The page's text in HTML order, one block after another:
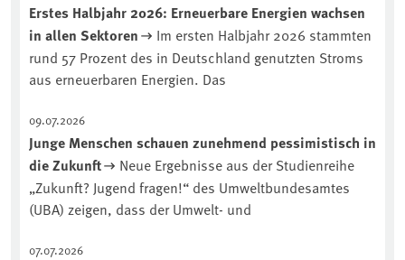
Erstes Halbjahr 2026: Erneuerbare Energien wachsen
in allen Sektoren
Im ersten Halbjahr 2026 stammten
rund 57 Prozent des in Deutschland genutzten Stroms
aus erneuerbaren Energien. Das
09.07.2026
Junge Menschen schauen zunehmend pessimistisch in
die Zukunft
Neue Ergebnisse aus der Studienreihe
„Zukunft? Jugend fragen!“ des Umweltbundesamtes
(UBA) zeigen, dass der Umwelt- und
07.07.2026